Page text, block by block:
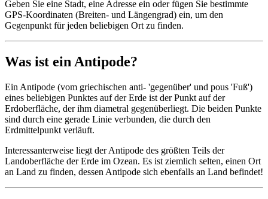
Geben Sie eine Stadt, eine Adresse ein oder fügen Sie bestimmte
GPS-Koordinaten (Breiten- und Längengrad) ein, um den
Gegenpunkt für jeden beliebigen Ort zu finden.
Was ist ein Antipode?
Ein Antipode (vom griechischen anti- 'gegenüber' und pous 'Fuß')
eines beliebigen Punktes auf der Erde ist der Punkt auf der
Erdoberfläche, der ihm diametral gegenüberliegt. Die beiden Punkte
sind durch eine gerade Linie verbunden, die durch den
Erdmittelpunkt verläuft.
Interessanterweise liegt der Antipode des größten Teils der
Landoberfläche der Erde im Ozean. Es ist ziemlich selten, einen Ort
an Land zu finden, dessen Antipode sich ebenfalls an Land befindet!